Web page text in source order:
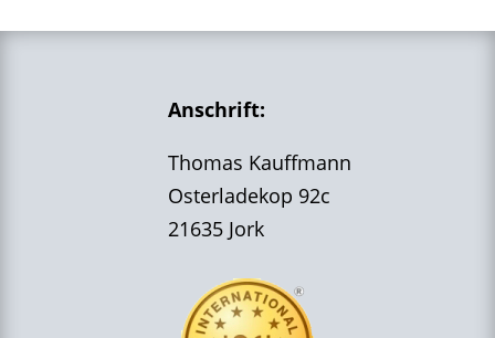
Anschrift:
Thomas Kauffmann
Osterladekop 92c
21635 Jork